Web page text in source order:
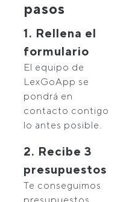
pasos
1. Rellena el
formulario
El equipo de
LexGoApp se
pondrá en
contacto contigo
lo antes posible.
2. Recibe 3
presupuestos
Te conseguimos